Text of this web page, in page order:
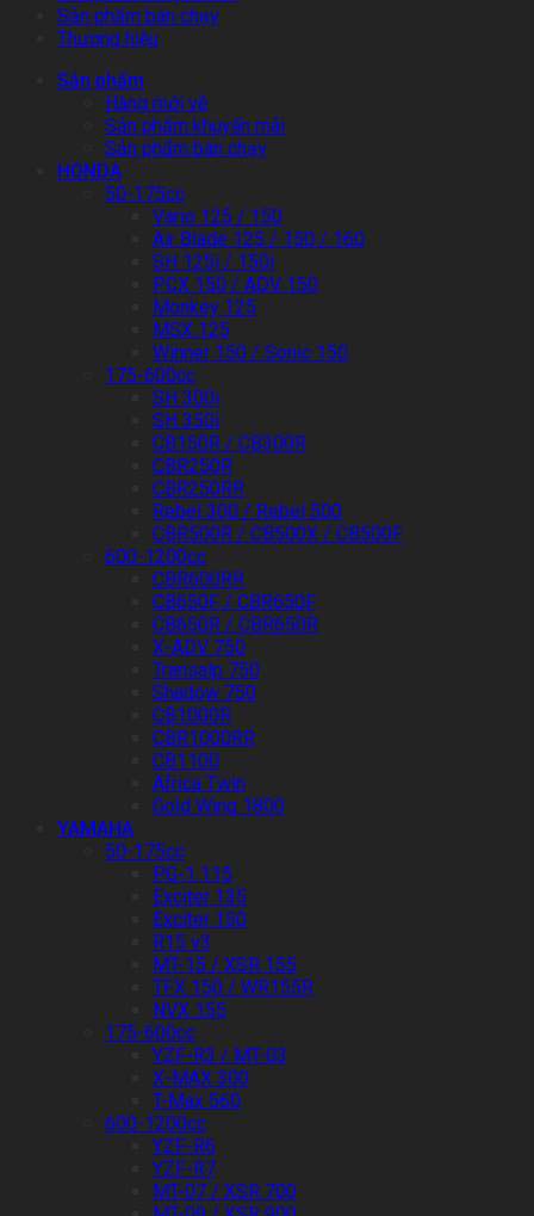
Sản phẩm bán chạy
Thương hiệu
Sản phẩm
Hàng mới về
Sản phẩm khuyến mãi
Sản phẩm bán chạy
HONDA
50-175cc
Vario 125 / 150
Air Blade 125 / 150 / 160
SH 125i / 150i
PCX 150 / ADV 150
Monkey 125
MSX 125
Winner 150 / Sonic 150
175-600cc
SH 300i
SH 350i
CB150R / CB300R
CBR250R
CBR250RR
Rebel 300 / Rebel 500
CBR500R / CB500X / CB500F
600-1200cc
CBR600RR
CB650F / CBR650F
CB650R / CBR650R
X-ADV 750
Transalp 750
Shadow 750
CB1000R
CBR1000RR
CB1100
Africa Twin
Gold Wing 1800
YAMAHA
50-175cc
PG-1 115
Exciter 135
Exciter 150
R15 v3
MT-15 / XSR 155
TFX 150 / WR155R
NVX 155
175-600cc
YZF-R3 / MT-03
X-MAX 300
T-Max 560
600-1200cc
YZF-R6
YZF-R7
MT-07 / XSR 700